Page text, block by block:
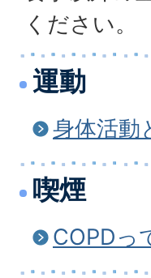
ください。
運動
身体活動
喫煙
COPDっ